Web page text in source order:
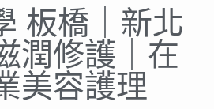
板橋｜新北
潤修護｜在
美容護理